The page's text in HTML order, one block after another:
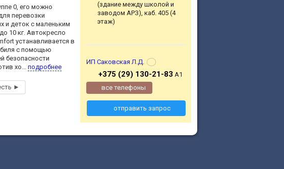
0, его можно
перевозки
и деток с маленьким
10 кг. Автокресло
устанавливается в
с помощью
безопасности
хо...подробнее
(здание между школой и
заводом АРЗ), каб. 405 (4
этаж)
ИП Саковская Л.Д.
+375 (29) 130-21-83 А1
все телефоны
отправить запрос